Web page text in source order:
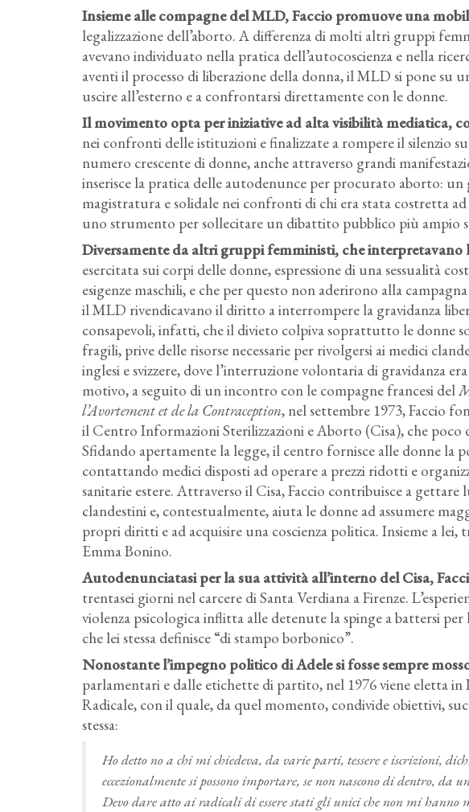
Insieme alle compagne del MLD, Faccio promuove una
legalizzazione dell’aborto. A differenza di molti altri gruppi
avevano individuato nella pratica dell’autocoscienza e nella
aventi il processo di liberazione della donna, il MLD si pone su
uscire all’esterno e a confrontarsi direttamente con le donne.
Il movimento opta per iniziative ad alta visibilità mediatica,
nei confronti delle istituzioni e finalizzate a rompere il silenzio
numero crescente di donne, anche attraverso grandi
inserisce la pratica delle autodenunce per procurato aborto: un
magistratura e solidale nei confronti di chi era stata costretta
uno strumento per sollecitare un dibattito pubblico più ampio
Diversamente da altri gruppi femministi, che interpretavano
esercitata sui corpi delle donne, espressione di una sessualità
esigenze maschili, e che per questo non aderirono alla
il MLD rivendicavano il diritto a interrompere la gravidanza
consapevoli, infatti, che il divieto colpiva soprattutto le donne
fragili, prive delle risorse necessarie per rivolgersi ai medici
inglesi e svizzere, dove l’interruzione volontaria di gravidanza
motivo, a seguito di un incontro con le compagne francesi del
l’Avortement et de la Contraception, nel settembre 1973, Faccio
il Centro Informazioni Sterilizzazioni e Aborto (Cisa), che poco
Sfidando apertamente la legge, il centro fornisce alle donne la
contattando medici disposti ad operare a prezzi ridotti e
sanitarie estere. Attraverso il Cisa, Faccio contribuisce a
clandestini e, contestualmente, aiuta le donne ad assumere
propri diritti e ad acquisire una coscienza politica. Insieme a
Emma Bonino.
Autodenunciatasi per la sua attività all’interno del Cisa,
trentasei giorni nel carcere di Santa Verdiana a Firenze.
violenza psicologica inflitta alle detenute la spinge a battersi
che lei stessa definisce “di stampo borbonico”.
Nonostante l’impegno politico di Adele si fosse sempre
parlamentari e dalle etichette di partito, nel 1976 viene eletta
Radicale, con il quale, da quel momento, condivide obiettivi,
stessa:
Ho detto no a chi mi chiedeva, da varie parti, tessere e iscrizioni,
eccezionalmente si possono importare, se non nascono di dentro, da
Devo dare atto ai radicali di essere stati gli unici che non mi hanno